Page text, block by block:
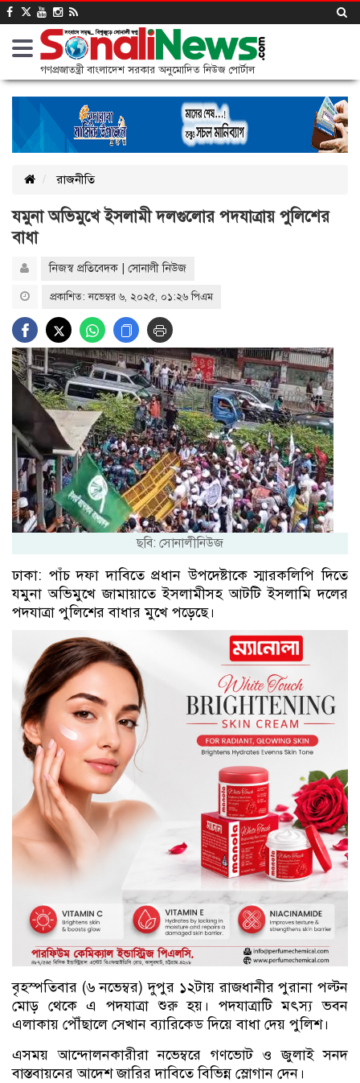
গণপ্রজাতন্ত্রী বাংলাদেশ সরকার অনুমোদিত নিউজ পোর্টাল
রাজনীতি
যমুনা অভিমুখে ইসলামী দলগুলোর পদযাত্রায় পুলিশের
বাধা
নিজস্ব প্রতিবেদক | সোনালী নিউজ
প্রকাশিত: নভেম্বর ৬, ২০২৫, ০১:২৬ পিএম
ছবি: সোনালীনিউজ
ঢাকা: পাঁচ দফা দাবিতে প্রধান উপদেষ্টাকে স্মারকলিপি দিতে
যমুনা অভিমুখে জামায়াতে ইসলামীসহ আটটি ইসলামি দলের
পদযাত্রা পুলিশের বাধার মুখে পড়েছে।
বৃহস্পতিবার (৬ নভেম্বর) দুপুর ১২টায় রাজধানীর পুরানা পল্টন
মোড় থেকে এ পদযাত্রা শুরু হয়। পদযাত্রাটি মৎস্য ভবন
এলাকায় পৌঁছালে সেখান ব্যারিকেড দিয়ে বাধা দেয় পুলিশ।
এসময় আন্দোলনকারীরা নভেম্বরে গণভোট ও জুলাই সনদ
বাস্তবায়নের আদেশ জারির দাবিতে বিভিন্ন স্লোগান দেন।